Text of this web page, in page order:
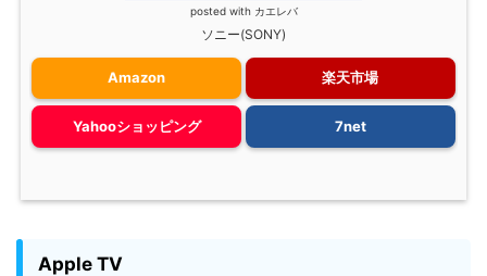
posted with カエレバ
ソニー(SONY)
Amazon 楽天市場
Yahooショッピング 7net
Apple TV